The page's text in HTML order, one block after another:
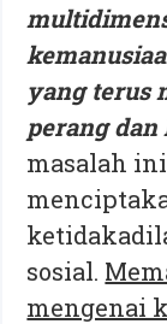
yang terus
perang
masalah
sosial.
mengenai